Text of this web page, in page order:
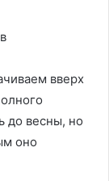
вверх
до весны, но
оно